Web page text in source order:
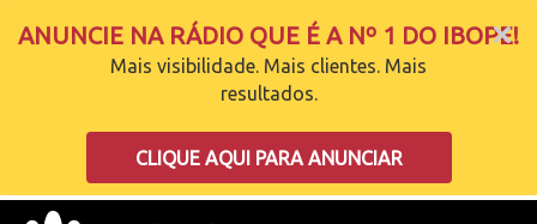
ANUNCIE NA RÁDIO QUE É A Nº 1 DO IBOPE!
Mais visibilidade. Mais clientes. Mais
resultados.
CLIQUE AQUI PARA ANUNCIAR